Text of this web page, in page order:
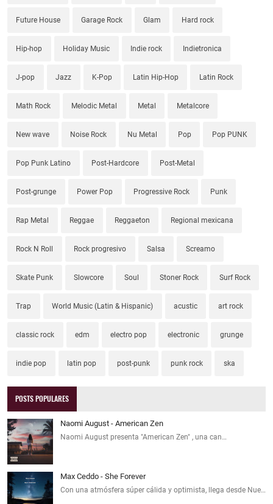
Future House Garage Rock Glam Hard rock
Hip-hop Holiday Music Indie rock Indietronica
J-pop Jazz K-Pop Latin Hip-Hop Latin Rock
Math Rock Melodic Metal Metal Metalcore
New wave Noise Rock Nu Metal Pop Pop PUNK
Pop Punk Latino Post-Hardcore Post-Metal
Post-grunge Power Pop Progressive Rock Punk
Rap Metal Reggae Reggaeton Regional mexicana
Rock N Roll Rock progresivo Salsa Screamo
Skate Punk Slowcore Soul Stoner Rock Surf Rock
Trap World Music (Latin & Hispanic) acustic art rock
classic rock edm electro pop electronic grunge
indie pop latin pop post-punk punk rock ska
POSTS POPULARES
Naomi August - American Zen
Naomi August presenta "American Zen" , una can…
Max Ceddo - She Forever
Con una atmósfera súper cálida y optimista, llega desde Nue…